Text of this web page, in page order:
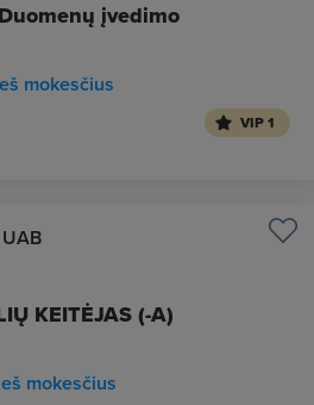
įvedimo
mokesčius
VIP 1
KEITĖJAS (-A)
mokesčius